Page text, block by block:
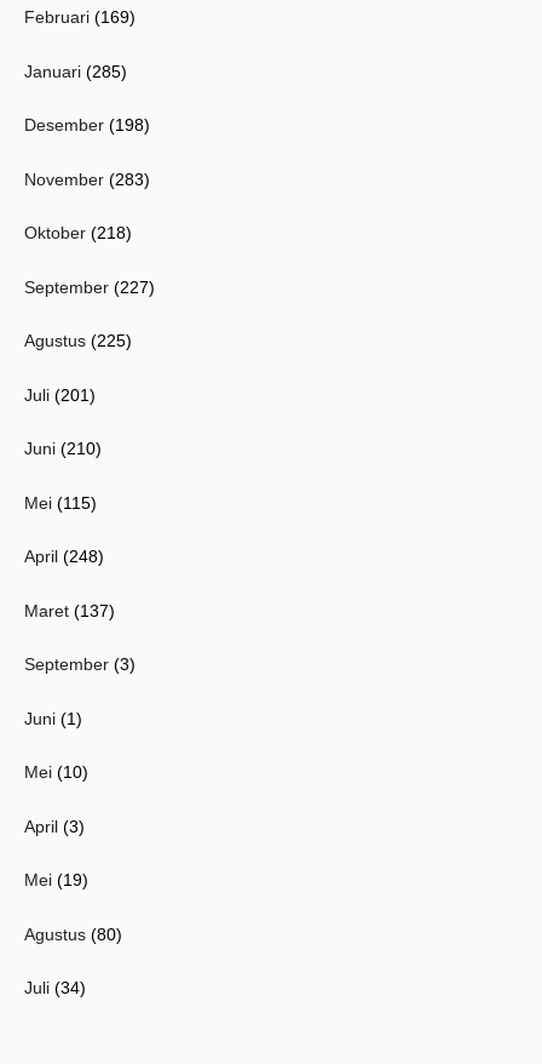
Februari (169)
Januari (285)
Desember (198)
November (283)
Oktober (218)
September (227)
Agustus (225)
Juli (201)
Juni (210)
Mei (115)
April (248)
Maret (137)
September (3)
Juni (1)
Mei (10)
April (3)
Mei (19)
Agustus (80)
Juli (34)